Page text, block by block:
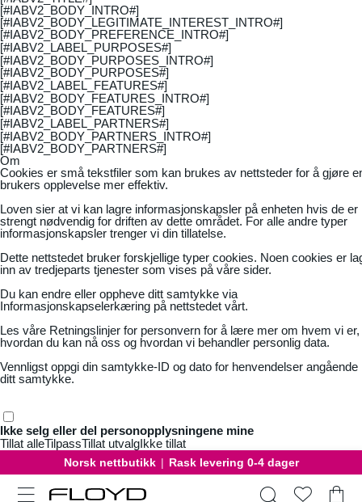
[#IABV2_BODY_INTRO#]
[#IABV2_BODY_LEGITIMATE_INTEREST_INTRO#]
[#IABV2_BODY_PREFERENCE_INTRO#]
[#IABV2_LABEL_PURPOSES#]
[#IABV2_BODY_PURPOSES_INTRO#]
[#IABV2_BODY_PURPOSES#]
[#IABV2_LABEL_FEATURES#]
[#IABV2_BODY_FEATURES_INTRO#]
[#IABV2_BODY_FEATURES#]
[#IABV2_LABEL_PARTNERS#]
[#IABV2_BODY_PARTNERS_INTRO#]
[#IABV2_BODY_PARTNERS#]
Om
Cookies er små tekstfiler som kan brukes av nettsteder for å gjøre
brukers opplevelse mer effektiv.
Loven sier at vi kan lagre informasjonskapsler på enheten hvis de er
strengt nødvendig for driften av dette området. For alle andre typer
informasjonskapsler trenger vi din tillatelse.
Dette nettstedet bruker forskjellige typer cookies. Noen cookies er
inn av tredjeparts tjenester som vises på våre sider.
Du kan endre eller oppheve ditt samtykke via
Informasjonskapselerkæring på nettstedet vårt.
Les våre Retningslinjer for personvern for å lære mer om hvem vi er,
hvordan du kan nå oss og hvordan vi behandler personlig data.
Vennligst oppgi din samtykke-ID og dato for henvendelser angående
ditt samtykke.
Ikke selg eller del personopplysningene mine
Tillat alleTilpassTillat utvalgIkke tillat
Gratis bytte 30 dager åpent kjøp